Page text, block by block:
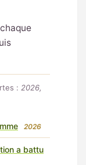
: 2026,
2026
a battu